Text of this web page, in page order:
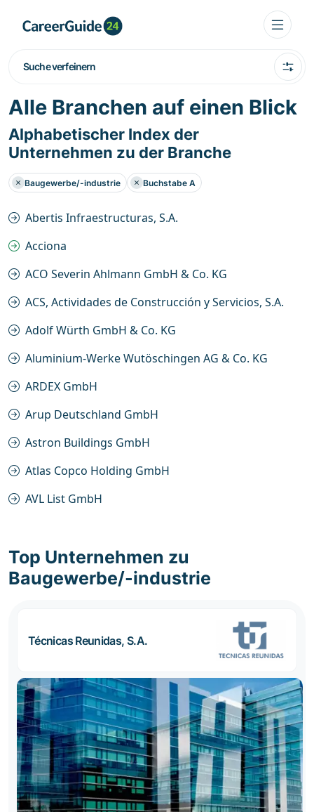
Suche verfeinern
Alle Branchen auf einen Blick
Alphabetischer Index der
Unternehmen zu der Branche
Baugewerbe/-industrie Buchstabe A
Abertis Infraestructuras, S.A.
Acciona
ACO Severin Ahlmann GmbH & Co. KG
ACS, Actividades de Construcción y Servicios, S.A.
Adolf Würth GmbH & Co. KG
Aluminium-Werke Wutöschingen AG & Co. KG
ARDEX GmbH
Arup Deutschland GmbH
Astron Buildings GmbH
Atlas Copco Holding GmbH
AVL List GmbH
Top Unternehmen zu
Baugewerbe/-industrie
Técnicas Reunidas, S.A.